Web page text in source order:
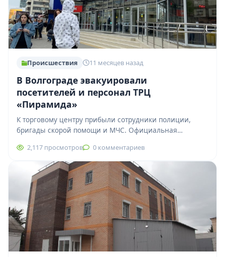
Происшествия 11 месяцев назад
В Волгограде эвакуировали
посетителей и персонал ТРЦ
«Пирамида»
К торговому центру прибыли сотрудники полиции,
бригады скорой помощи и МЧС. Официальная
уточняются, следим…
2,117 просмотров 0 комментариев